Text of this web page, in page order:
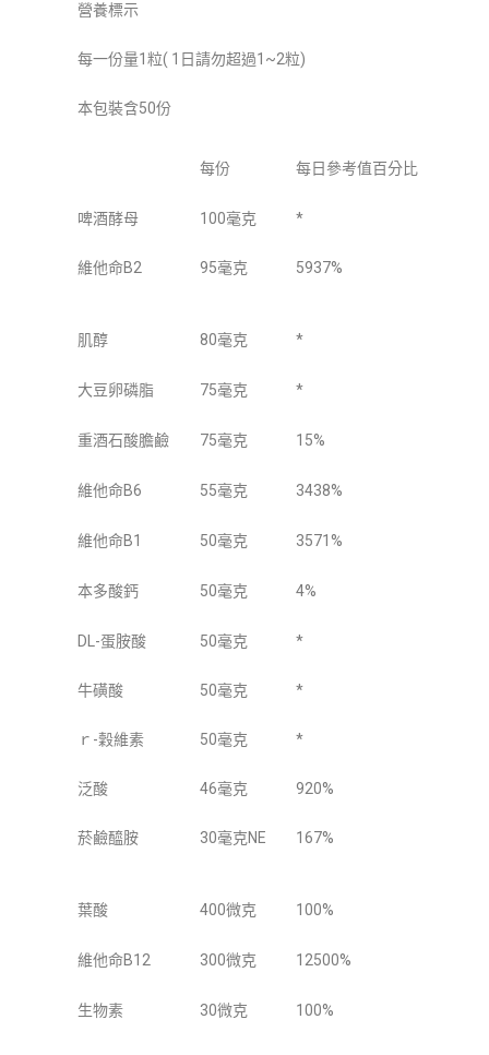
營養標示
每一份量1粒( 1日請勿超過1~2粒)
本包裝含50份
每份 每日參考值百分比
啤酒酵母
維他命B2
100毫克
95毫克
*
5937%
肌醇 80毫克 *
大豆卵磷脂 75毫克 *
重酒石酸膽鹼 75毫克 15%
維他命B6 55毫克 3438%
維他命B1 50毫克 3571%
本多酸鈣 50毫克 4%
DL-蛋胺酸
牛磺酸
ｒ-穀維素
泛酸
菸鹼醯胺
50毫克
50毫克
50毫克
46毫克
30毫克NE
*
*
*
920%
167%
葉酸 400微克 100%
維他命B12 300微克 12500%
生物素 30微克 100%